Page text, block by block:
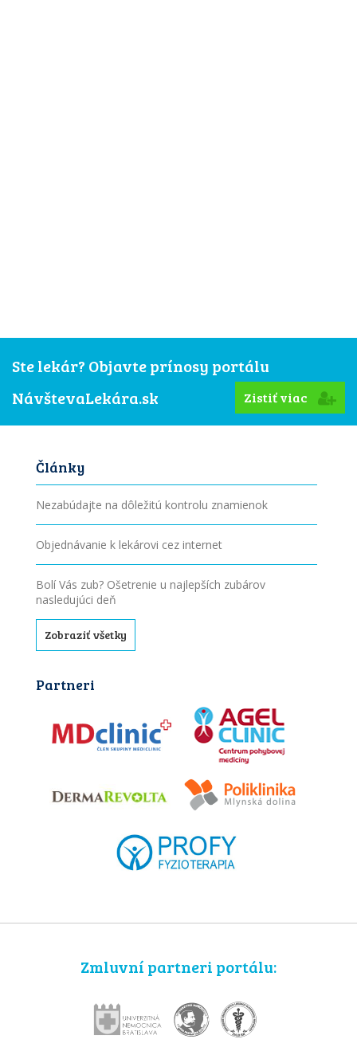
Ste lekár? Objavte prínosy portálu
NávštevaLekára.sk
Zistiť viac
Články
Nezabúdajte na dôležitú kontrolu znamienok
Objednávanie k lekárovi cez internet
Bolí Vás zub? Ošetrenie u najlepších zubárov
nasledujúci deň
Zobraziť všetky
Partneri
Zmluvní partneri portálu: